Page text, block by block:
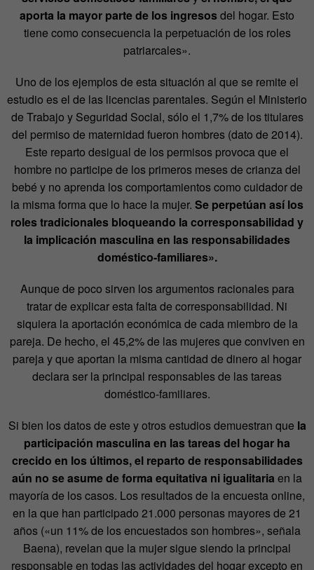
aporta la mayor parte de los ingresosdel hogar. Esto
tiene como consecuencia la perpetuación de los roles
patriarcales».
Uno de los ejemplos de esta situación al que se remite el
estudio es el de las licencias parentales. Según el Ministerio
de Trabajo y Seguridad Social, sólo el 1,7% de los titulares
del permiso de maternidad fueron hombres (dato de 2014).
Este reparto desigual de los permisos provoca que el
hombre no participe de los primeros meses de crianza del
bebé y no aprenda los comportamientos como cuidador de
la misma forma que lo hace la mujer. Se perpetúan así los
roles tradicionales bloqueando la corresponsabilidad y
la implicación masculina en las responsabilidades
doméstico-familiares».
Aunque de poco sirven los argumentos racionales para
tratar de explicar esta falta de corresponsabilidad. Ni
siquiera la aportación económica de cada miembro de la
pareja. De hecho, el 45,2% de las mujeres que conviven en
pareja y que aportan la misma cantidad de dinero al hogar
declara ser la principal responsables de las tareas
doméstico-familiares.
Si bien los datos de este y otros estudios demuestran que la
participación masculina en las tareas del hogar ha
crecido en los últimos, el reparto de responsabilidades
aún no se asume de forma equitativa ni igualitaria en la
mayoría de los casos. Los resultados de la encuesta online,
en la que han participado 21.000 personas mayores de 21
años («un 11% de los encuestados son hombres», señala
Baena), revelan que la mujer sigue siendo la principal
responsable en todas las actividades del hogar excepto en